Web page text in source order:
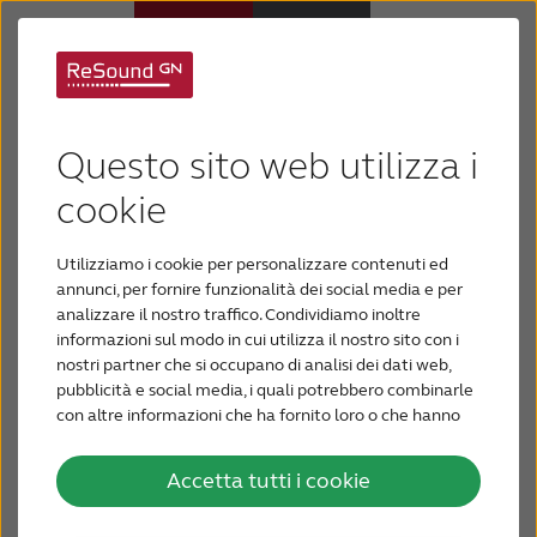
Questo sito web utilizza i
cookie
Utilizziamo i cookie per personalizzare contenuti ed
annunci, per fornire funzionalità dei social media e per
analizzare il nostro traffico. Condividiamo inoltre
informazioni sul modo in cui utilizza il nostro sito con i
nostri partner che si occupano di analisi dei dati web,
pubblicità e social media, i quali potrebbero combinarle
con altre informazioni che ha fornito loro o che hanno
In ottemperanza alle Nuove Linee Guida della
Accetta tutti i cookie
Ipoacusia
Supporto e assistenza
Perché ReSound
PER GLI AUDIOPROTESISTI
BLOG
GN ReSound:
Apparecchi acustici
Smart disponibili sulla
piattaforma Android
In occasione dell'International Consumer
Electronics Show di Las Vegas (CES), GN
ReSound ha annunciato che la tecnologia
acustica più intelligente al mondo incorporata
ReSound sarà disponibile sulla piattaforma
Android tramite l'app ReSound Smart™ a